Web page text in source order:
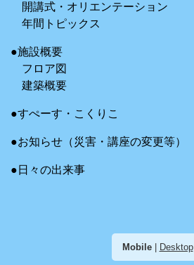
開講式・オリエンテーション
年間トピックス
●施設概要
フロア図
建築概要
●すぺーす・こくりこ
●お知らせ（災害・講座の変更等）
●日々の出来事
Mobile| Desktop